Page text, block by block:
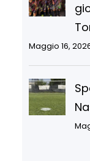
Maggio 16,